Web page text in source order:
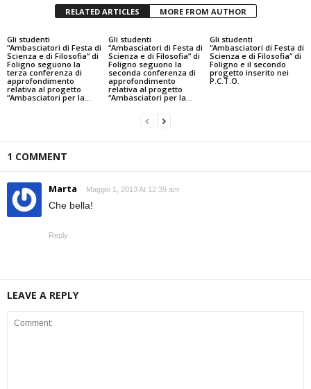
RELATED ARTICLES MORE FROM AUTHOR
Gli studenti
“Ambasciatori di Festa di
Scienza e di Filosofia” di
Foligno seguono la
terza conferenza di
approfondimento
relativa al progetto
“Ambasciatori per la...
Gli studenti
“Ambasciatori di Festa di
Scienza e di Filosofia” di
Foligno seguono la
seconda conferenza di
approfondimento
relativa al progetto
“Ambasciatori per la...
Gli studenti
“Ambasciatori di Festa di
Scienza e di Filosofia” di
Foligno e il secondo
progetto inserito nei
P.C.T.O.
1 COMMENT
Marta Maggio 1, 2013 At 12:39 am
Che bella!
Reply
LEAVE A REPLY